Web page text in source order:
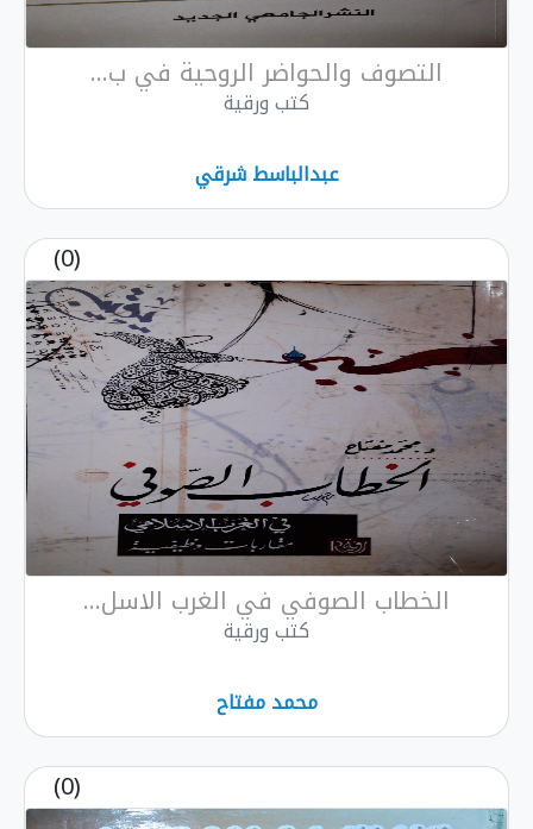
التصوف والحواضر الروحية في ب...
كتب ورقية
عبدالباسط شرقي
(0)
الخطاب الصوفي في الغرب الاسل...
كتب ورقية
محمد مفتاح
(0)